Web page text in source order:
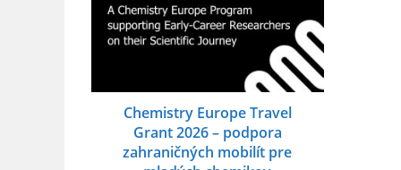
Chemistry Europe Travel
Grant 2026 – podpora
zahraničných mobilít pre